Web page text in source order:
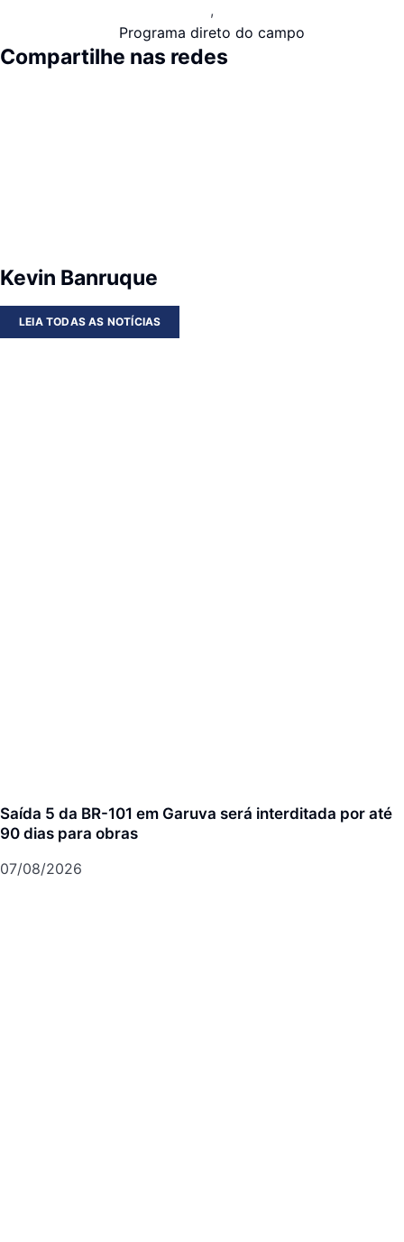
,
Programa direto do campo
Compartilhe nas redes
Kevin Banruque
LEIA TODAS AS NOTÍCIAS
Saída 5 da BR-101 em Garuva será interditada por até
90 dias para obras
07/08/2026